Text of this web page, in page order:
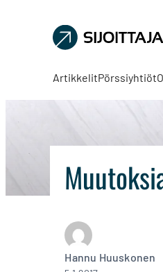
Sijoittaja.fi
Tee
sijoituspäätöksiä
ArtikkelitPörssiyhtiöt
Hannu Huuskonen